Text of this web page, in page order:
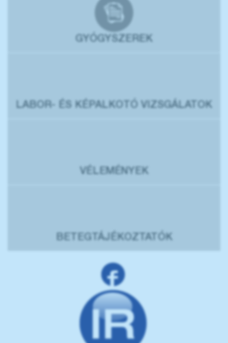
GYÓGYSZEREK
LABOR- ÉS KÉPALKOTÓ VIZSGÁLATOK
VÉLEMÉNYEK
BETEGTÁJÉKOZTATÓK